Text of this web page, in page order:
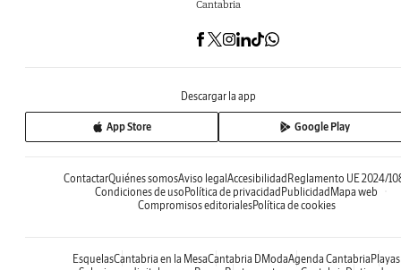
Cantabria
Descargar la app
App Store Google Play
ContactarQuiénes somosAviso legalAccesibilidadReglamento UE 2024/
Condiciones de usoPolítica de privacidadPublicidadMapa web
Compromisos editorialesPolítica de cookies
EsquelasCantabria en la MesaCantabria DModaAgenda CantabriaPlayas